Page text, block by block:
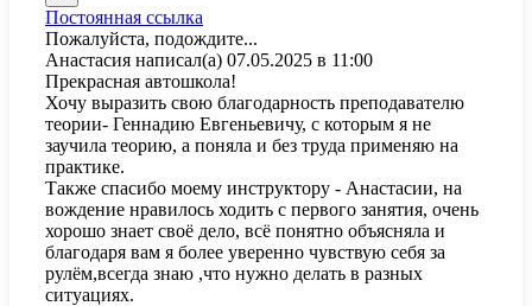
этот
метабокс
в
другое
состояние.
Постоянная ссылка
Пожалуйста, подождите...
Анастасия написал(а) 07.05.2025 в 11:00
Прекрасная автошкола!
Хочу выразить свою благодарность преподавателю
теории- Геннадию Евгеньевичу, с которым я не
заучила теорию, а поняла и без труда применяю на
практике.
Также спасибо моему инструктору - Анастасии, на
вождение нравилось ходить с первого занятия, очень
хорошо знает своё дело, всë понятно объясняла и
благодаря вам я более уверенно чувствую себя за
рулëм,всегда знаю ,что нужно делать в разных
ситуациях.